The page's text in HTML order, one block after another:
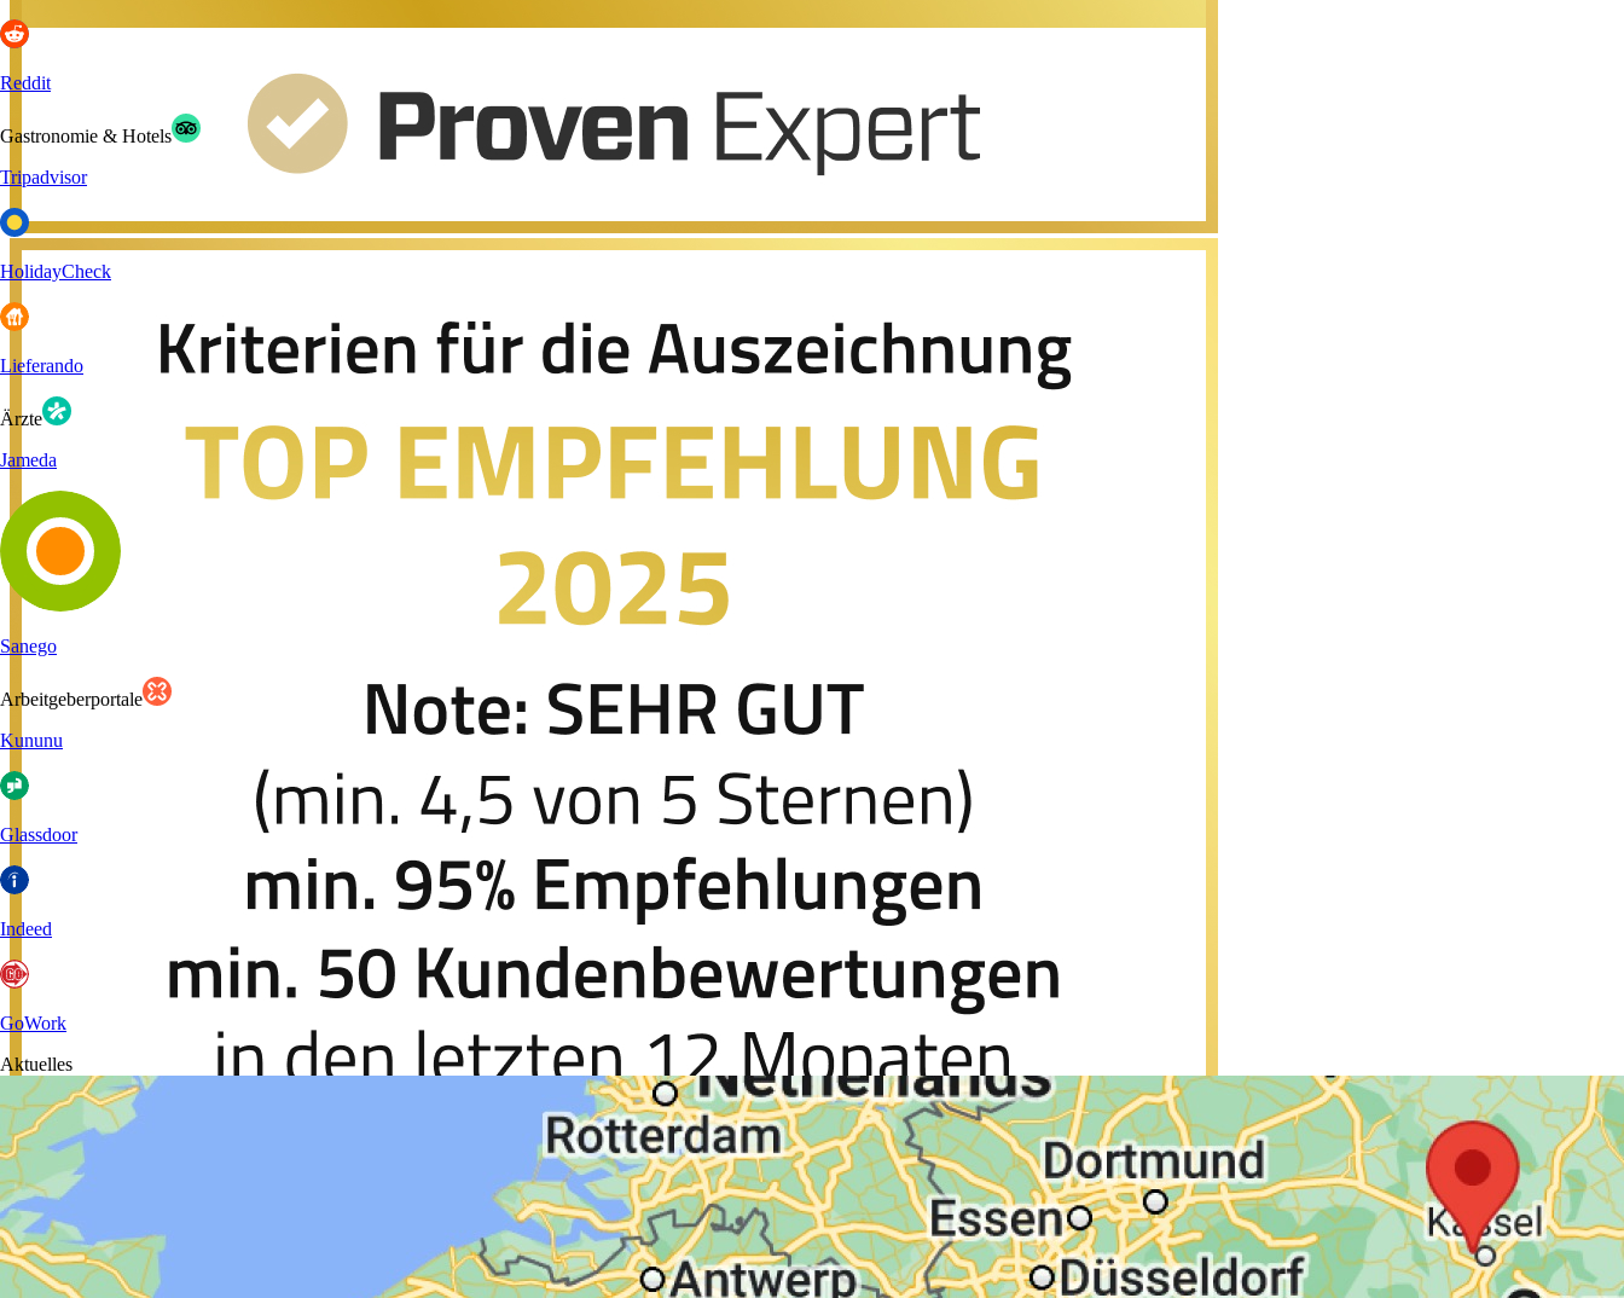
Reddit
Gastronomie & Hotels
Tripadvisor
HolidayCheck
Lieferando
Ärzte
Jameda
Sanego
Arbeitgeberportale
Kununu
Glassdoor
Indeed
GoWork
Aktuelles